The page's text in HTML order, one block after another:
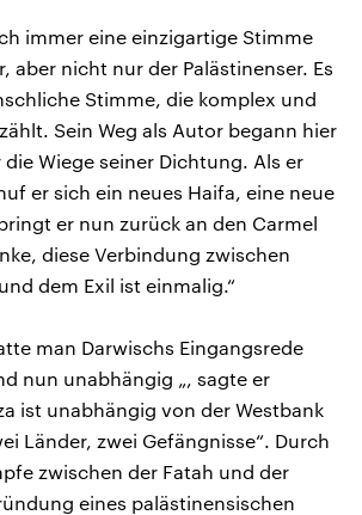
immer eine einzigartige Stimme
aber nicht nur der Palästinenser. Es
Stimme, die komplex und
Sein Weg als Autor begann hier
Wiege seiner Dichtung. Als er
er sich ein neues Haifa, eine neue
er nun zurück an den Carmel
diese Verbindung zwischen
dem Exil ist einmalig.“
man Darwischs Eingangsrede
nun unabhängig „, sagte er
ist unabhängig von der Westbank
Länder, zwei Gefängnisse“. Durch
zwischen der Fatah und der
eines palästinensischen